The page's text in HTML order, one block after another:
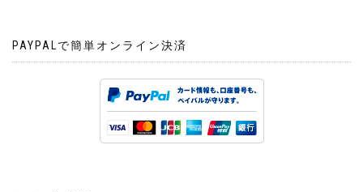
ナ
PAYPALで簡単オンライン決済